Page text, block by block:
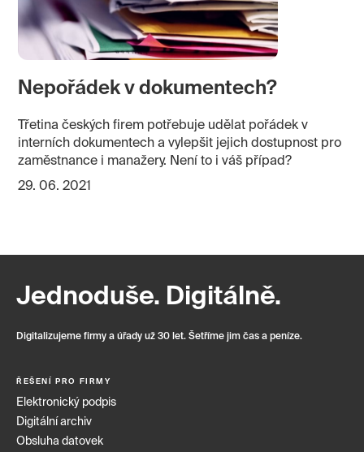
Nepořádek v dokumentech?
Třetina českých firem potřebuje udělat pořádek v
interních dokumentech a vylepšit jejich dostupnost pro
zaměstnance i manažery. Není to i váš případ?
29. 06. 2021
Jednoduše. Digitálně.
Digitalizujeme firmy a úřady už 30 let. Šetříme jim čas a peníze.
ŘEŠENÍ PRO FIRMY
Elektronický podpis
Digitální archiv
Obsluha datovek